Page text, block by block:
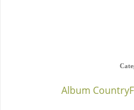
Album Country